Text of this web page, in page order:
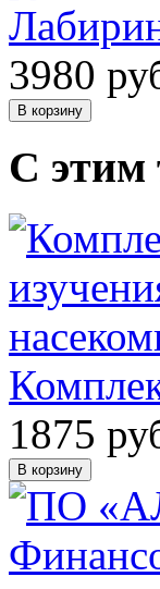
3980
В корзину
С этим
1875
В корзину